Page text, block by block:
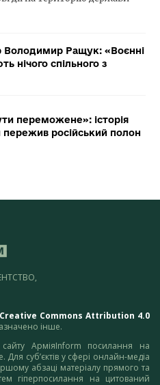
Володимир Ращук: «Воєнні
нічого спільного з
переможене»: історія
пережив російський полон
Creative Commons Attribution 4.0
інше.
АрміяInform посилання на
Для суб’єктів у сфері онлайн-медіа
абзаці матеріалу прямого та
гіперпосилання на цитований